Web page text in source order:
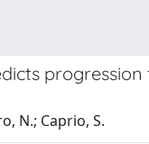
N.; Caprio, S.